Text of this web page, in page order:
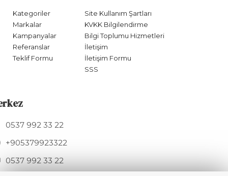
Kategoriler
Markalar
Kampanyalar
Referanslar
Teklif Formu
Site Kullanım Şartları
KVKK Bilgilendirme
Bilgi Toplumu Hizmetleri
İletişim
İletişim Formu
SSS
0537 992 33 22
+905379923322
0537 992 33 22